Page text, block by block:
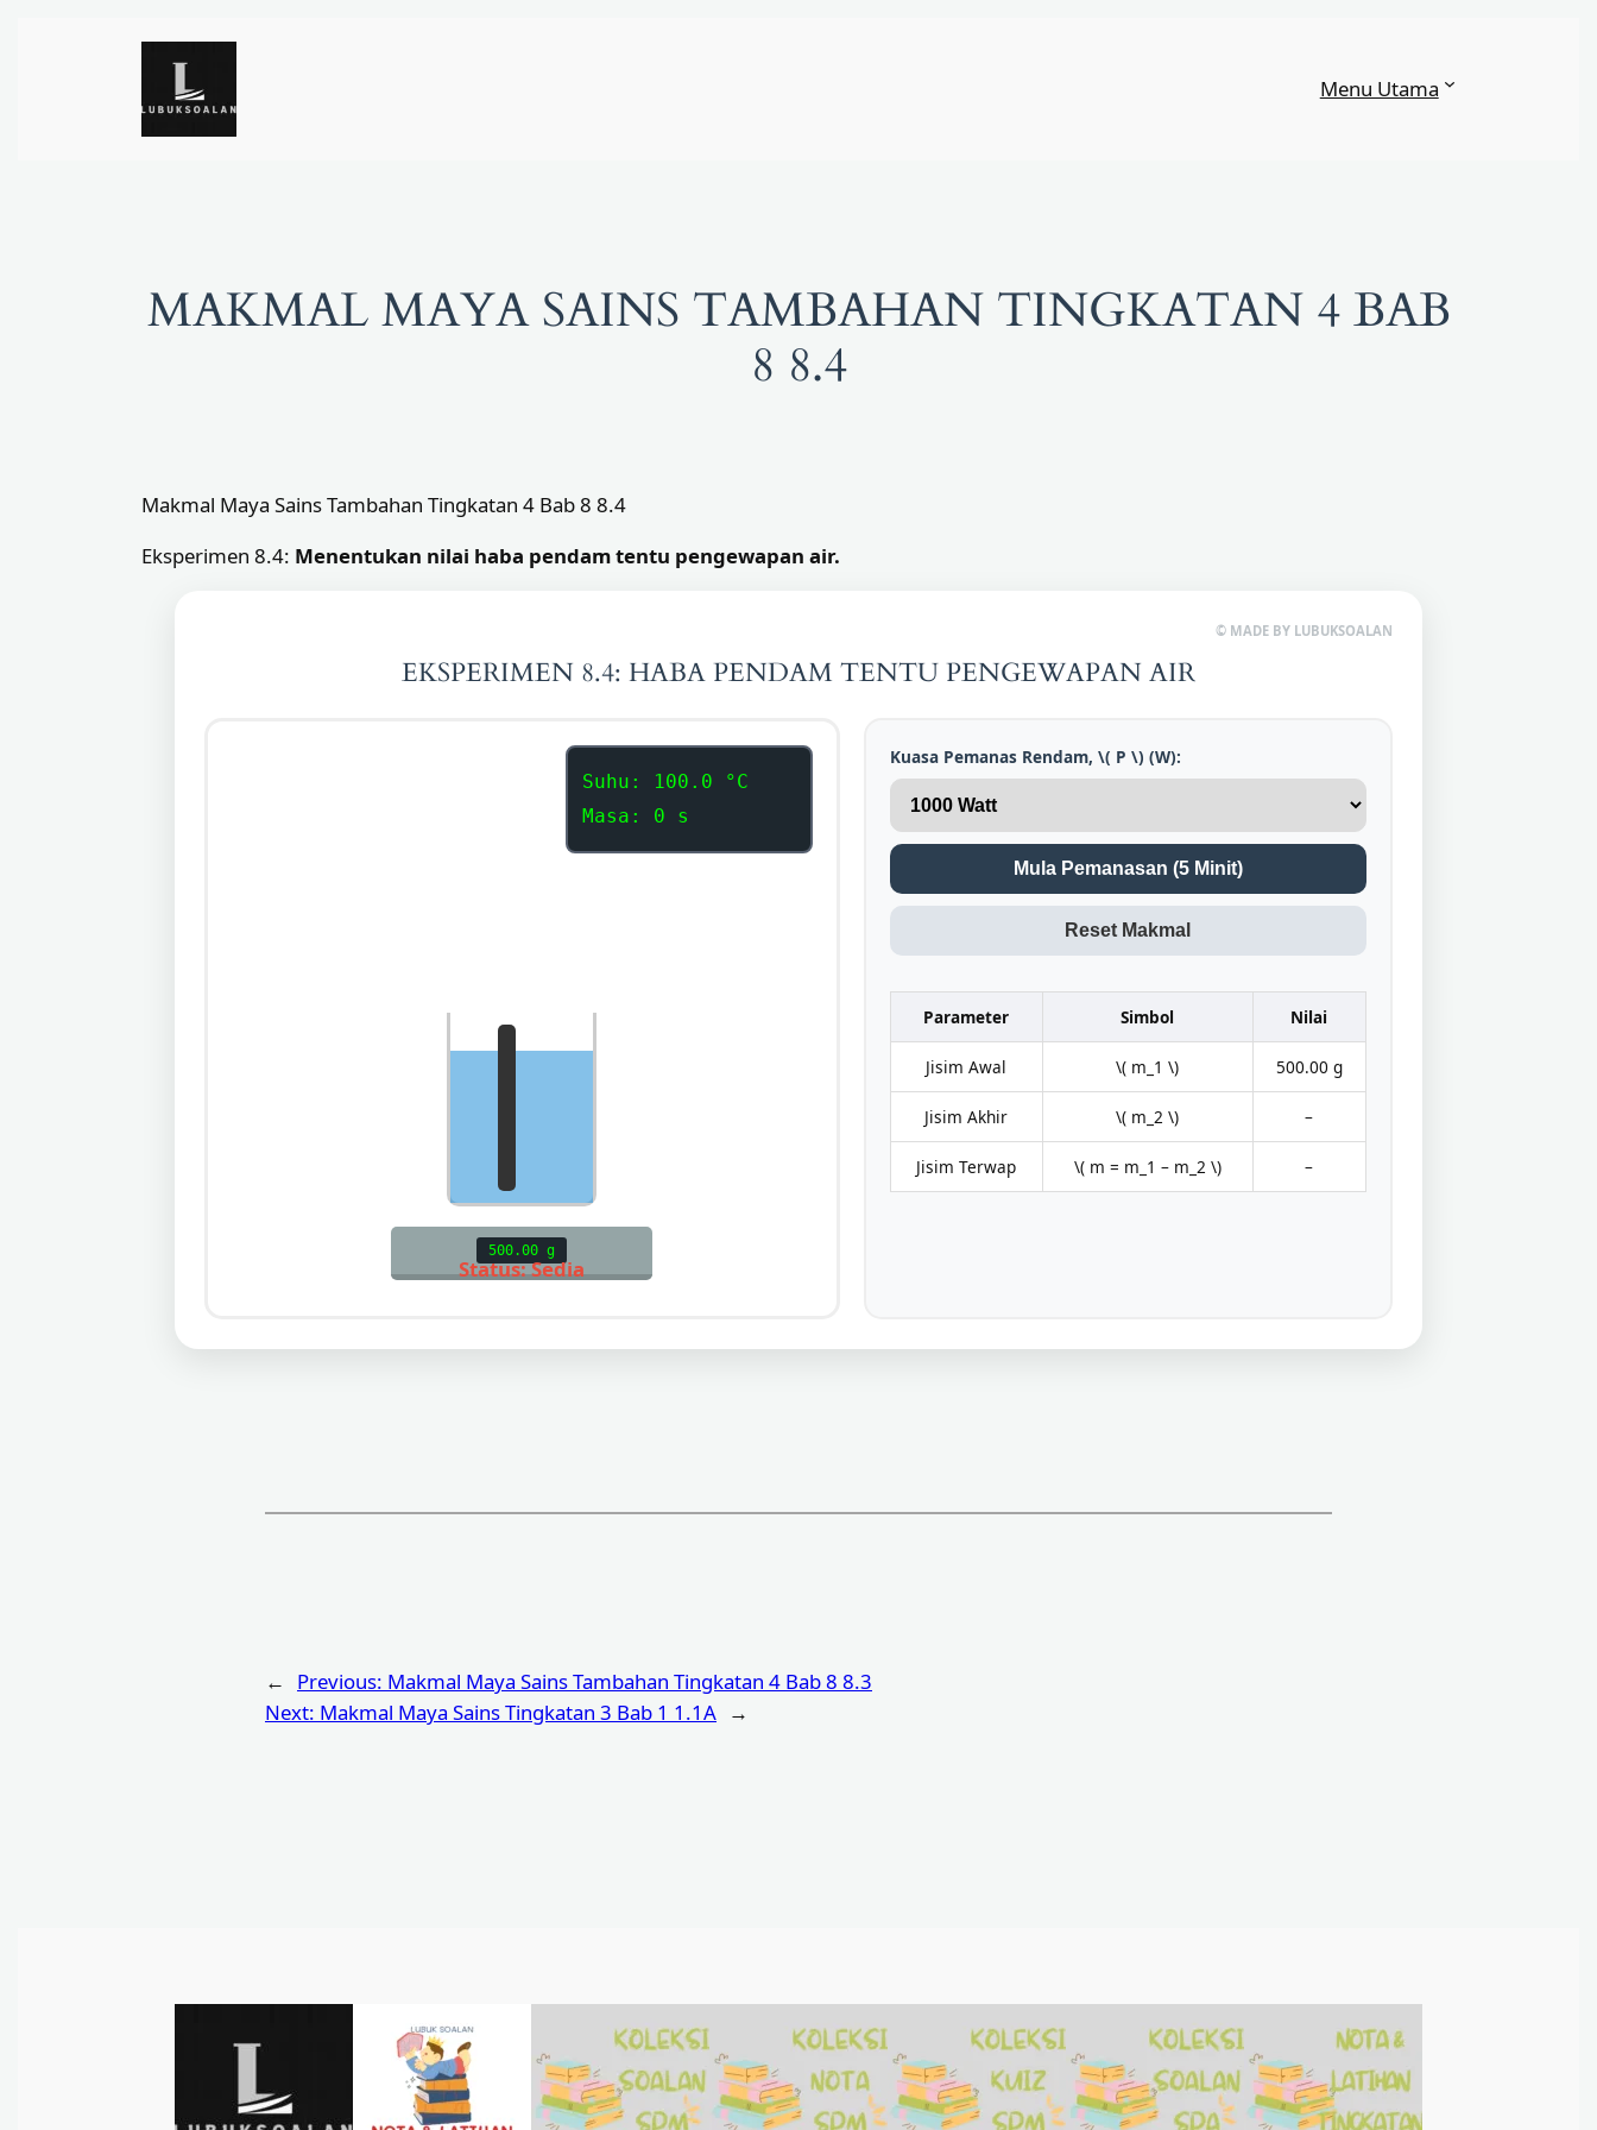
Menu Utama
MAKMAL MAYA SAINS TAMBAHAN TINGKATAN 4 BAB
8 8.4
Makmal Maya Sains Tambahan Tingkatan 4 Bab 8 8.4
Eksperimen 8.4: Menentukan nilai haba pendam tentu pengewapan air.
© MADE BY LUBUKSOALAN
EKSPERIMEN 8.4: HABA PENDAM TENTU PENGEWAPAN AIR
Suhu: 100.0 °C
Masa: 0 s
500.00 g
Status: Sedia
Kuasa Pemanas Rendam, \( P \) (W):
Mula Pemanasan (5 Minit)
Reset Makmal
Parameter Simbol Nilai
Jisim Awal \( m_1 \) 500.00 g
Jisim Akhir \( m_2 \) –
Jisim Terwap \( m = m_1 – m_2 \) –
← Previous: Makmal Maya Sains Tambahan Tingkatan 4 Bab 8 8.3
Next: Makmal Maya Sains Tingkatan 3 Bab 1 1.1A →